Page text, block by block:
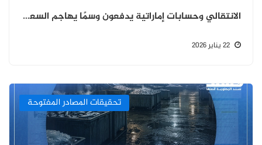
الانتقالي وحسابات إماراتية يدفعون وسمًا يهاجم السعودية بعد مشاهد سجون ومتفجرات مطار الريّان
تحقيقات المصادر المفتوحة